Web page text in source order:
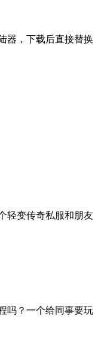
器，下载后直接替换
轻变传奇私服和朋友
吗？一个给同事要玩